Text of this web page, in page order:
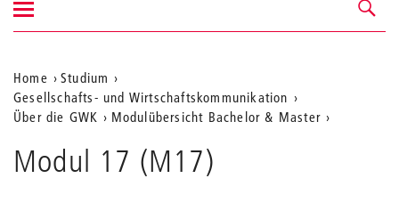
Navigation &
Suche
Navigation
ein-/ausblenden
Aktuelle
Position
der
Home
Studium
Gesellschafts- und Wirtschaftskommunikation
Über die GWK
Modulübersicht Bachelor & Master
Modul 17 (M17)